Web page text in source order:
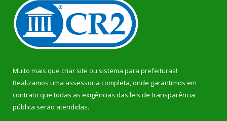
Muito mais que criar site ou sistema para prefeituras!
Realizamos uma assessoria completa, onde garantimos em
contrato que todas as exigências das leis de transparência
pública serão atendidas.